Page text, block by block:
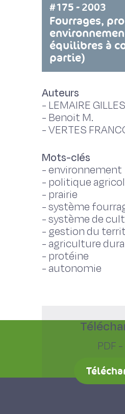
#175 - 2003
Fourrages,
équilibres à
partie)
Auteurs
- LEMAIRE GILLES
- Benoit M.
-VERTES
Mots-clés
-environnement
- politique
- prairie
-système
-système de
- gestion du
- agriculture
- protéine
- autonomie
PDF